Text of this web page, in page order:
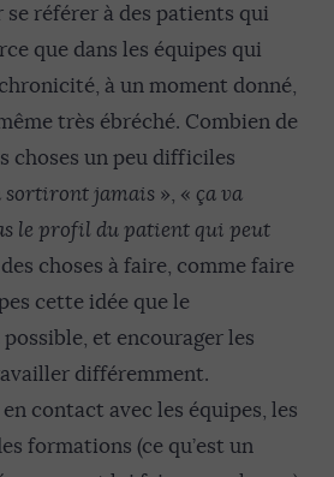
se référer à des patients qui
que dans les équipes qui
à un moment donné,
très ébréché. Combien de
choses un peu difficiles
sortiront jamais », « ça va
le profil du patient qui peut
choses à faire, comme faire
cette idée que le
et encourager les
différemment.
contact avec les équipes, les
formations (ce qu’est un